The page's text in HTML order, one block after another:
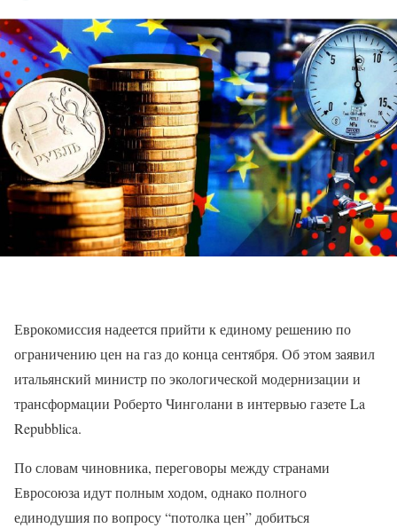
Еврокомиссия надеется прийти к единому решению по
ограничению цен на газ до конца сентября. Об этом заявил
итальянский министр по экологической модернизации и
трансформации Роберто Чинголани в интервью газете La
Repubblica.
По словам чиновника, переговоры между странами
Евросоюза идут полным ходом, однако полного
единодушия по вопросу “потолка цен” добиться